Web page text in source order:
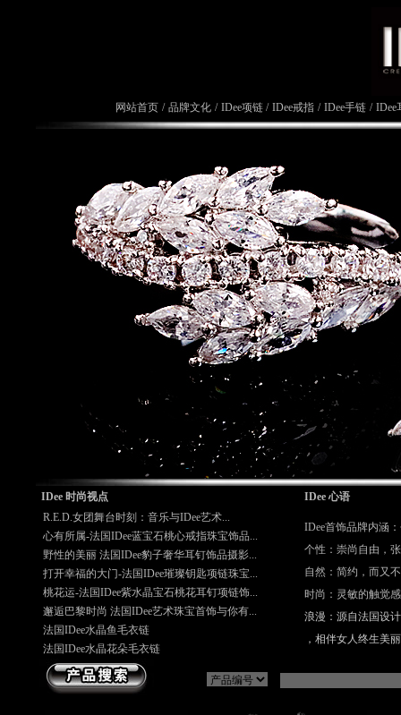
网站首页 / 品牌文化 / IDee项链 / IDee戒指 / IDee手链 / IDee
IDee 时尚视点
IDee 心语
R.E.D.女团舞台时刻：音乐与IDee艺术...
心有所属-法国IDee蓝宝石桃心戒指珠宝饰品...
野性的美丽 法国IDee豹子奢华耳钉饰品摄影...
打开幸福的大门-法国IDee璀璨钥匙项链珠宝...
桃花运-法国IDee紫水晶宝石桃花耳钉项链饰...
邂逅巴黎时尚 法国IDee艺术珠宝首饰与你有...
法国IDee水晶鱼毛衣链
法国IDee水晶花朵毛衣链
IDee首饰品牌内涵
个性：崇尚自由，
自然：简约，而又
时尚：灵敏的触觉
浪漫：源自法国设
，相伴女人终生美